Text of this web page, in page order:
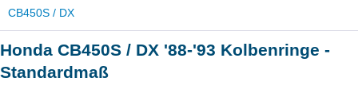
CB450S / DX
Honda CB450S / DX '88-'93 Kolbenringe -
Standardmaß